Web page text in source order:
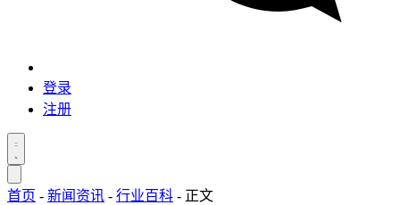
登录
注册
首页 - 新闻资讯 - 行业百科 - 正文